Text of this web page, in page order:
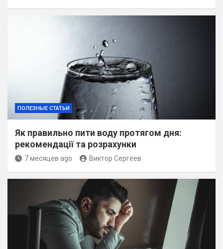
ПОЛЕЗНЫЕ СТАТЬИ
Як правильно пити воду протягом дня:
рекомендації та розрахунки
7 месяцев ago Виктор Сергеев